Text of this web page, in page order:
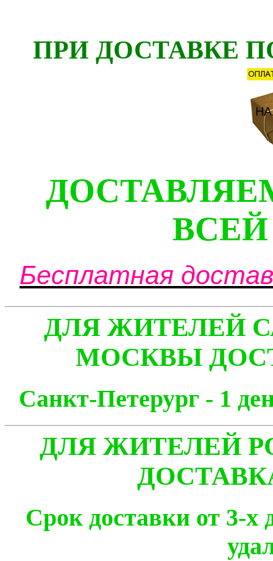
ПРИ ДОСТАВКЕ
Бесплатная
ДЛЯ ЖИТЕЛЕЙ
МОСКВЫ
Санкт-Петерург -
ДЛЯ ЖИТЕЛЕЙ
Срок доставки от 3-х